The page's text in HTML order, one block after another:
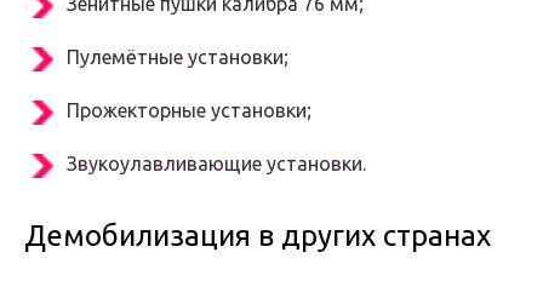
Пулемётные установки;
Прожекторные установки;
Звукоулавливающие установки.
Демобилизация в других странах